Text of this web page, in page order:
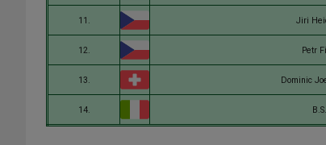
11. Jiri
12. Petr
13. Dominic
14. B.S.